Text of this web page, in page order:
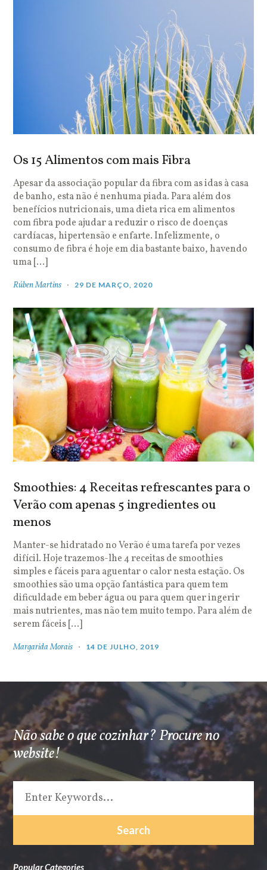
Os 15 Alimentos com mais Fibra
Apesar da associação popular da fibra com as idas à casa
de banho, esta não é nenhuma piada. Para além dos
benefícios nutricionais, uma dieta rica em alimentos
com fibra pode ajudar a reduzir o risco de doenças
cardíacas, hipertensão e enfarte. Infelizmente, o
consumo de fibra é hoje em dia bastante baixo, havendo
uma […]
Rúben Martins 29 DE MARÇO, 2020
Smoothies: 4 Receitas refrescantes para o
Verão com apenas 5 ingredientes ou
menos
Manter-se hidratado no Verão é uma tarefa por vezes
difícil. Hoje trazemos-lhe 4 receitas de smoothies
simples e fáceis para aguentar o calor nesta estação. Os
smoothies são uma opção fantástica para quem tem
dificuldade em beber água ou para quem quer ingerir
mais nutrientes, mas não tem muito tempo. Para além de
serem fáceis […]
Margarida Morais 14 DE JULHO, 2019
Não sabe o que cozinhar? Procure no
website!
Popular Categories